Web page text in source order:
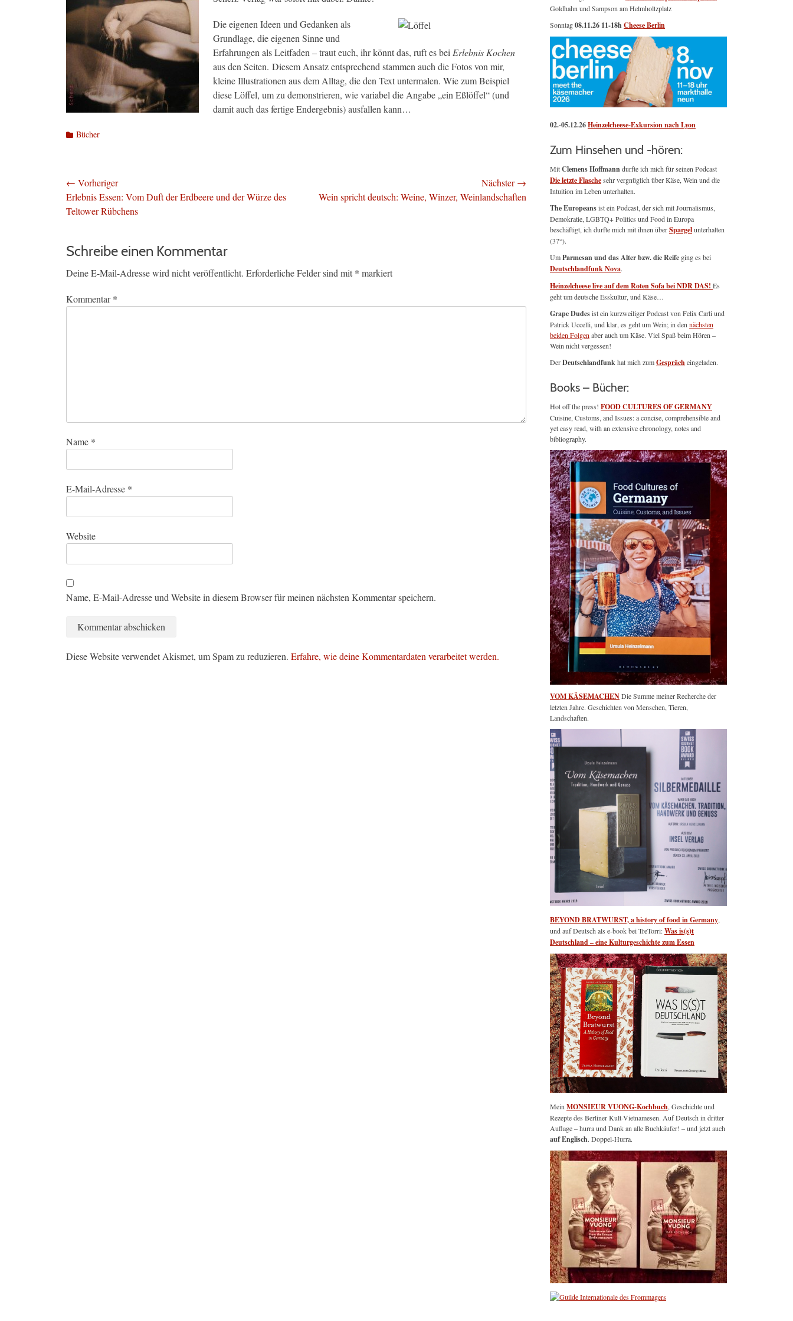
Die eigenen Ideen und Gedanken als
Grundlage, die eigenen Sinne und
Erfahrungen als Leitfaden – traut euch, ihr könnt das, ruft es bei Erlebnis Kochen
aus den Seiten. Diesem Ansatz entsprechend stammen auch die Fotos von mir,
kleine Illustrationen aus dem Alltag, die den Text untermalen. Wie zum Beispiel
diese Löffel, um zu demonstrieren, wie variabel die Angabe „ein Eßlöffel“ (und
damit auch das fertige Endergebnis) ausfallen kann…
Kategorien
Bücher
Beitragsnavigation
← Vorheriger
Vorheriger
Beitrag:
Erlebnis Essen: Vom Duft der Erdbeere und der Würze des
Teltower Rübchens
Nächster →
NächsterWein spricht deutsch: Weine, Winzer, Weinlandschaften
Schreibe einen Kommentar
Deine E-Mail-Adresse wird nicht veröffentlicht. Erforderliche Felder sind mit * markiert
Kommentar*
Name *
E-Mail-Adresse *
Website
Name, E-Mail-Adresse und Website in diesem Browser für meinen nächsten Kommentar speichern.
Diese Website verwendet Akismet, um Spam zu reduzieren. Erfahre, wie deine Kommentardaten verarbeitet werden.
Goldhahn und Sampson am Helmholtzplatz
Sonntag08.11.26 11-18hCheese Berlin
02.-05.12.26Heinzelcheese-Exkursion nach Lyon
Zum Hinsehen und -hören:
MitClemens Hoffmanndurfte ich mich für seinen Podcast
Die letzte Flaschesehr vergnüglich über Käse, Wein und die
Intuition im Leben unterhalten.
The Europeansist ein Podcast, der sich mit Journalismus,
Demokratie, LGBTQ+ Politics und Food in Europa
beschäftigt, ich durfte mich mit ihnen überSpargelunterhalten
(37“).
UmParmesan und das Alter bzw. die Reife ging es bei
Deutschlandfunk Nova.
Heinzelcheese live auf dem Roten Sofa bei NDR DAS! Es
geht um deutsche Esskultur, und Käse…
Grape Dudesist ein kurzweiliger Podcast von Felix Carli und
Patrick Uccelli, und klar, es geht um Wein; in den nächsten
beiden Folgen aber auch um Käse. Viel Spaß beim Hören –
Wein nicht vergessen!
DerDeutschlandfunkhat mich zumGesprächeingeladen.
Books – Bücher:
Hot off the press! FOOD CULTURES OF GERMANY
Cuisine, Customs, and Issues: a concise, comprehensible and
yet easy read, with an extensive chronology, notes and
bibliography.
VOM KÄSEMACHENDie Summe meiner Recherche der
letzten Jahre. Geschichten von Menschen, Tieren,
Landschaften.
BEYOND BRATWURST, a history of food in Germany
und auf Deutsch als e-book bei TreTorri:Was is(s)t
Deutschland – eine Kulturgeschichte zum Essen
Mein MONSIEUR VUONG-Kochbuch , Geschichte und
Rezepte des Berliner Kult-Vietnamesen. Auf Deutsch in dritter
Auflage – hurra und Dank an alle Buchkäufer! – und jetzt auch
auf Englisch. Doppel-Hurra.